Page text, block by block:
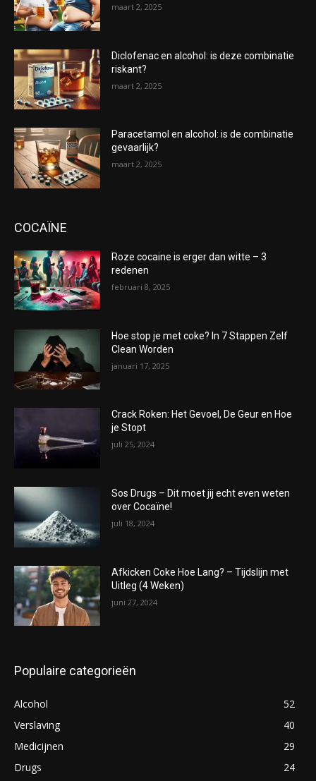
maart 2, 2025
Diclofenac en alcohol: is deze combinatie
riskant?
maart 2, 2025
Paracetamol en alcohol: is de combinatie
gevaarlijk?
maart 2, 2025
COCAÏNE
Roze cocaine is erger dan witte – 3
redenen
februari 8, 2025
Hoe stop je met coke? In 7 Stappen Zelf
Clean Worden
januari 17, 2025
Crack Roken: Het Gevoel, De Geur en Hoe
je Stopt
juli 25, 2024
Sos Drugs – Dit moet jij echt even weten
over Cocaïne!
juli 18, 2024
Afkicken Coke Hoe Lang? – Tijdslijn met
Uitleg (4 Weken)
juni 27, 2024
Populaire categorieën
Alcohol
52
Verslaving
40
Medicijnen
29
Drugs
24